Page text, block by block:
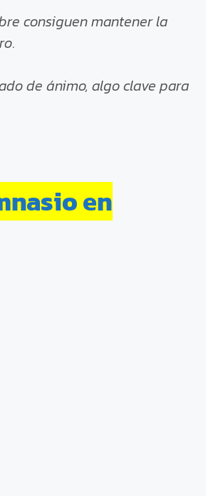
consiguen mantener la
.
de ánimo, algo clave para
en